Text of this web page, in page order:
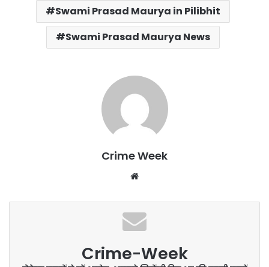
Swami Prasad Maurya in Pilibhit
Swami Prasad Maurya News
Crime Week
Crime-Week